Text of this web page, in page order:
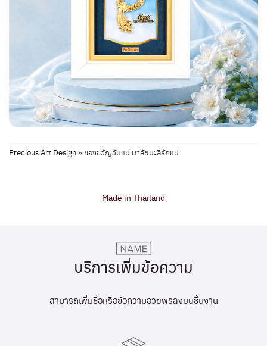
Precious Art Design»ของขวัญวันแม่ มาลัยมะลิรักแม่
Made in Thailand
บริการเพิ่มข้อความ
สามารถเพิ่มชื่อหรือข้อความอวยพรลงบนชิ้นงาน